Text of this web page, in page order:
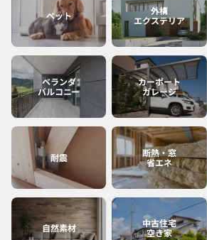
ペット
外構
エクステリア
ベランダ
バルコニー
カーポート
ガレージ
耐震
断熱・窓
省エネ
自然素材
中古住宅
空き家